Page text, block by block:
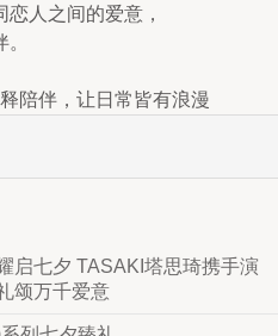
人之间的爱意，
陪伴，让日常皆有浪漫
启七夕 TASAKI塔思琦携手演
颂万千爱意